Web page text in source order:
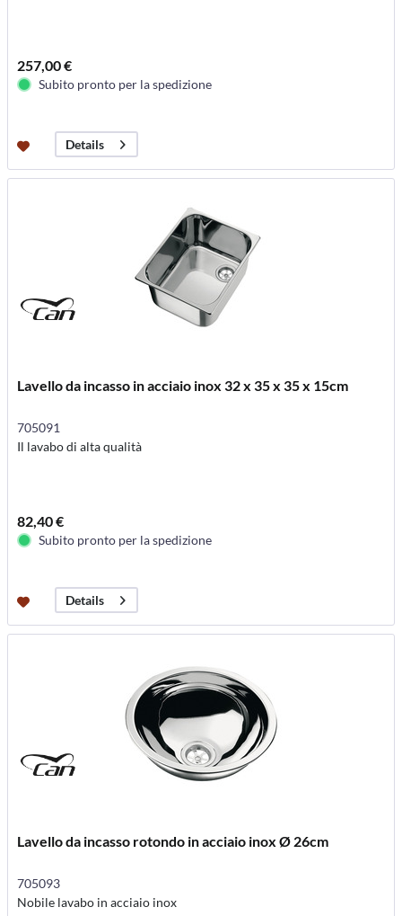
257,00 €
Subito pronto per la spedizione
Details
Lavello da incasso in acciaio inox 32 x 35 x 35 x 15cm
705091
Il lavabo di alta qualità
82,40 €
Subito pronto per la spedizione
Details
Lavello da incasso rotondo in acciaio inox Ø 26cm
705093
Nobile lavabo in acciaio inox